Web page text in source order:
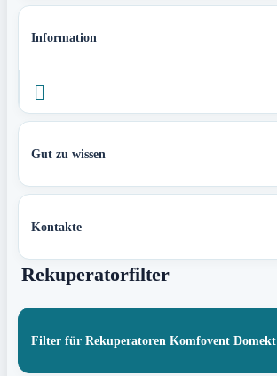
Information

Gut zu wissen
Kontakte
Rekuperatorfilter
Filter für Rekuperatoren Komfovent Domekt